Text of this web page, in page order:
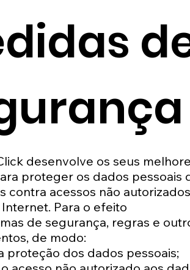
desenvolve os seus
proteger os dados pessoais
contra acessos não autorizados
Para o efeito
de segurança, regras e
de modo:
proteção dos dados pessoais;